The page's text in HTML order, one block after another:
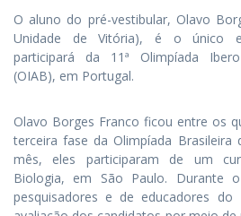
O aluno do pré-vestibular, Olavo
Unidade de Vitória), é o único
participará da 11ª Olimpíada
(OIAB), em Portugal.
Olavo Borges Franco ficou entre os
terceira fase da Olimpíada Brasileira
mês, eles participaram de um
Biologia, em São Paulo. Durante
pesquisadores e de educadores